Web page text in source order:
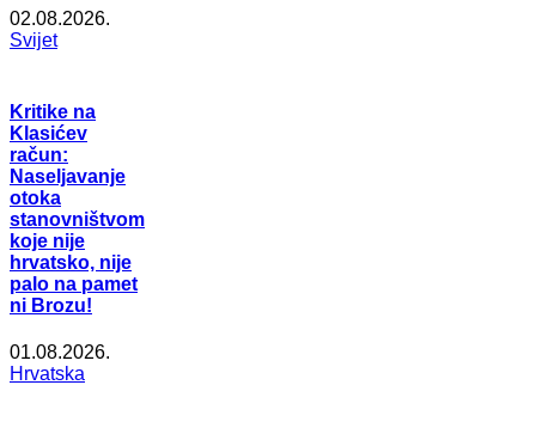
02.08.2026.
Svijet
Kritike na
Klasićev
račun:
Naseljavanje
otoka
stanovništvom
koje nije
hrvatsko, nije
palo na pamet
ni Brozu!
01.08.2026.
Hrvatska